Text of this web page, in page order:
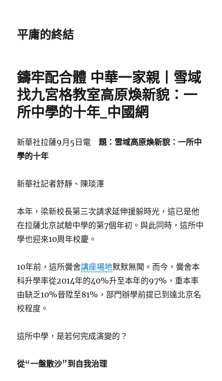
平庸的終結
鑄牢配合體 中華一家親丨雪域
找九宮格教室高原煥新貌：一
所中學的十年_中國網
新華社拉薩9月5日電題：雪域高原煥新貌：一所中
學的十年
新華社記者舒靜、陳琰澤
本年，梁新校長第三次請求延伸援躲時光，這已是他
在拉薩北京試驗中學的第7個年初。與此同時，這所中
學也迎來10周年校慶。
10年前，這所黌舍講座場地默默無聞。而今，黌舍本
科升學率從2014年的40%升至本年的97%，重本率
由缺乏10%晉陞至81%，部門辦學前提已到達北京名
校程度。
這所中學，是若何完成演變的？
從“一盤散沙”到自我治理